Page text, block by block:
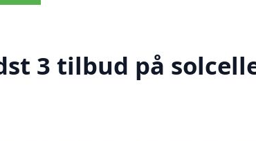
3 tilbud på